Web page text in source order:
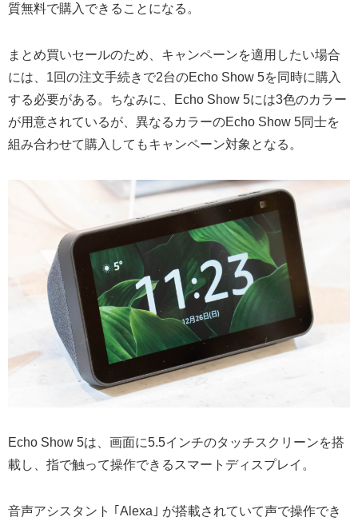
質無料で購入できることになる。
まとめ買いセールのため、キャンペーンを適用したい場合
には、1回の注文手続きで2台のEcho Show 5を同時に購入
する必要がある。ちなみに、Echo Show 5には3色のカラー
が用意されているが、異なるカラーのEcho Show 5同士を
組み合わせて購入してもキャンペーン対象となる。
Echo Show 5は、画面に5.5インチのタッチスクリーンを搭
載し、指で触って操作できるスマートディスプレイ。
音声アシスタント ｢Alexa｣ が搭載されていて声で操作でき